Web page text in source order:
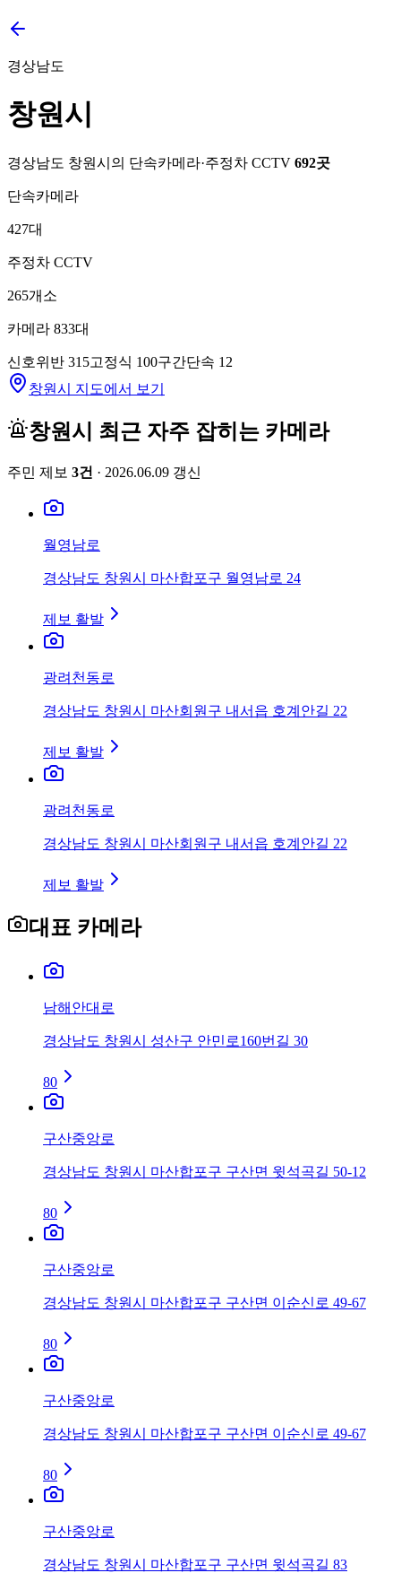
경상남도
창원시
경상남도 창원시 의 단속카메라·주정차 CCTV 692곳
단속카메라
427대
주정차 CCTV
265개소
카메라 833대
신호위반 315고정식 100구간단속 12
창원시 지도에서 보기
창원시 최근 자주 잡히는 카메라
주민 제보 3건 · 2026.06.09 갱신
월영남로
경상남도 창원시 마산합포구 월영남로 24
제보 활발
광려천동로
경상남도 창원시 마산회원구 내서읍 호계안길 22
제보 활발
광려천동로
경상남도 창원시 마산회원구 내서읍 호계안길 22
제보 활발
대표 카메라
남해안대로
경상남도 창원시 성산구 안민로160번길 30
80
구산중앙로
경상남도 창원시 마산합포구 구산면 윗석곡길 50-12
80
구산중앙로
경상남도 창원시 마산합포구 구산면 이순신로 49-67
80
구산중앙로
경상남도 창원시 마산합포구 구산면 이순신로 49-67
80
구산중앙로
경상남도 창원시 마산합포구 구산면 윗석곡길 83